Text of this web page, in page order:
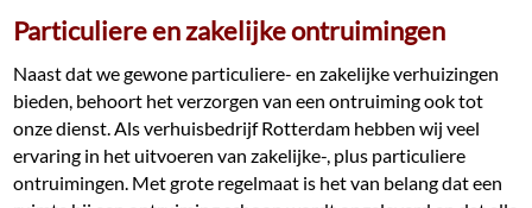
Particuliere en zakelijke ontruimingen
Naast dat we gewone particuliere- en zakelijke verhuizingen
bieden, behoort het verzorgen van een ontruiming ook tot
onze dienst. Als verhuisbedrijf Rotterdam hebben wij veel
ervaring in het uitvoeren van zakelijke-, plus particuliere
ontruimingen. Met grote regelmaat is het van belang dat een